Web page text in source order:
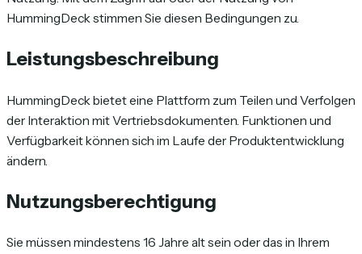
HummingDeck stimmen Sie diesen Bedingungen zu.
Leistungsbeschreibung
HummingDeck bietet eine Plattform zum Teilen und Verfolgen
der Interaktion mit Vertriebsdokumenten. Funktionen und
Verfügbarkeit können sich im Laufe der Produktentwicklung
ändern.
Nutzungsberechtigung
Sie müssen mindestens 16 Jahre alt sein oder das in Ihrem